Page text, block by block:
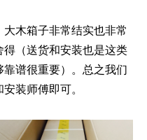
木箱子非常结实也非常
（送货和安装也是这类
谱很重要）。总之我们
装师傅即可。